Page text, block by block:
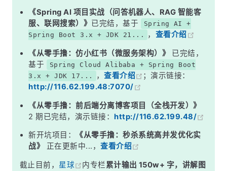
试试效果
设置方法注释模板
《Spring AI 项目实战（问答机器人、RAG 智能客
服、联网搜索）》 已完结，基于
Spring AI +
Spring Boot 3.x + JDK 21...
， 查看介绍
《从零手撸：仿小红书（微服务架构）》
已完结，
基于
Spring Cloud Alibaba + Spring Boot
3.x + JDK 17...
，查看介绍
；演示链接：
http://116.62.199.48:7070/
《从零手撸：前后端分离博客项目（全栈开发）》
2 期已完结，演示链接：http://116.62.199.48/
新开坑项目：
《从零手撸：秒杀系统高并发优化实
战》
正在更新中...，查看介绍
截止目前， 星球 内专栏累计输出 150w+ 字，讲解图